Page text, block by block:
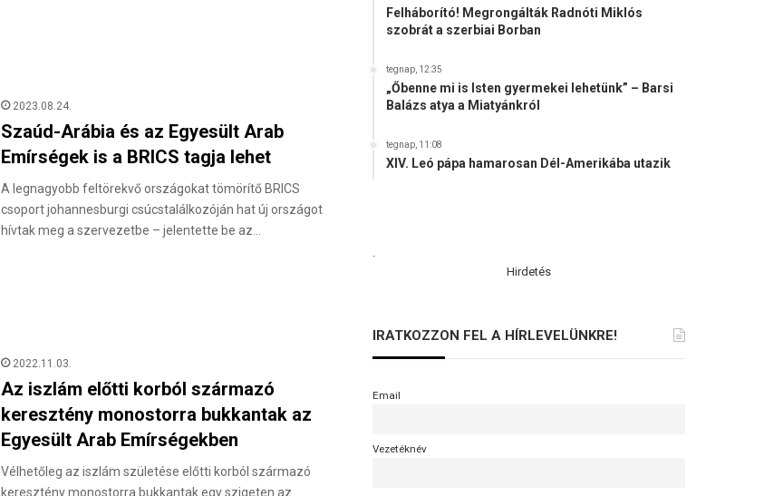
2023.08.24.
Szaúd-Arábia és az Egyesült Arab
Emírségek is a BRICS tagja lehet
A legnagyobb feltörekvő országokat tömörítő BRICS
csoport johannesburgi csúcstalálkozóján hat új országot
hívtak meg a szervezetbe – jelentette be az…
2022.11.03.
Az iszlám előtti korból származó
keresztény monostorra bukkantak az
Egyesült Arab Emírségekben
Vélhetőleg az iszlám születése előtti korból származó
keresztény monostorra bukkantak egy szigeten az
Felháborító! Megrongálták Radnóti Miklós
szobrát a szerbiai Borban
tegnap, 12:35
„Őbenne mi is Isten gyermekei lehetünk” – Barsi
Balázs atya a Miatyánkról
tegnap, 11:08
XIV. Leó pápa hamarosan Dél-Amerikába utazik
.
Hirdetés
IRATKOZZON FEL A HÍRLEVELÜNKRE!
Email
Vezetéknév